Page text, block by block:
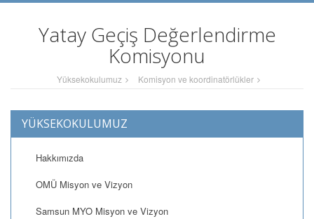
Yatay Geçiş Değerlendirme
Komisyonu
Yüksekokulumuz Komisyon ve koordinatörlükler
YÜKSEKOKULUMUZ
Hakkımızda
OMÜ Misyon ve Vizyon
Samsun MYO Misyon ve Vizyon